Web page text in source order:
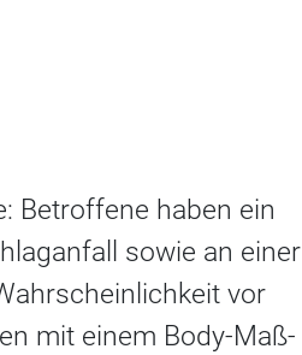
Betroffene haben ein
sowie an einer
vor
mit einem Body-Maß-